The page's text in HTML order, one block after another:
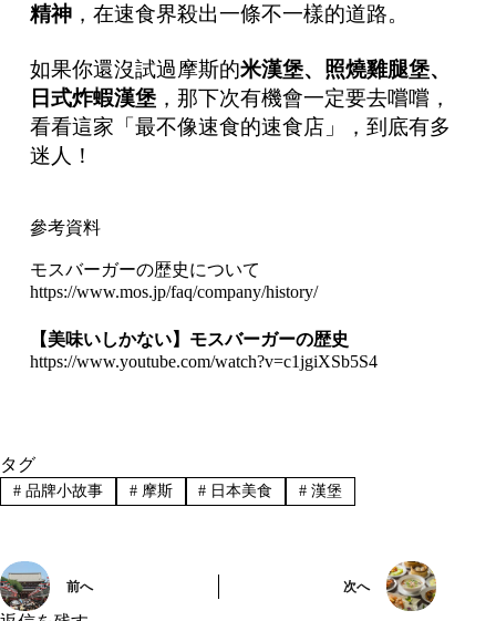
精神，在速食界殺出一條不一樣的道路。
如果你還沒試過摩斯的米漢堡、照燒雞腿堡、
日式炸蝦漢堡，那下次有機會一定要去嚐嚐，
看看這家「最不像速食的速食店」，到底有多
迷人！
參考資料
モスバーガーの歴史について
https://www.mos.jp/faq/company/history/
【美味いしかない】モスバーガーの歴史
https://www.youtube.com/watch?v=c1jgiXSb5S4
タグ
#品牌小故事 #摩斯 # 日本美食 # 漢堡
前へ 次へ